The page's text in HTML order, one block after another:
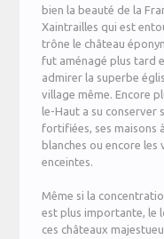
bien la beauté de la
Xaintrailles qui est
trône le château
fut aménagé plus tard
admirer la superbe
village même. Encore
le-Haut a su conserver
fortifiées, ses maisons
blanches ou encore les
enceintes.
Même si la
est plus importante, le
ces châteaux